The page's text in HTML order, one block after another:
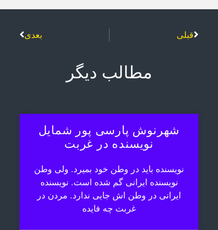
قبلی بعدی
مطالب دیگر
شهرنوش پارسی پور شمایل
نویسنده در غربت
نویسنده باید در وطن خود بمیرد. ولی وطن
نویسنده ایرانی گم شده است. نویسنده
ایرانی در وطن اش جایی ندارد. مردن در
غربت چه فایده